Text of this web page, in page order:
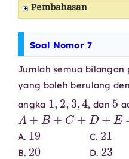
Pembahasan
Soal Nomor 7
Jumlah semua
yang boleh berulang
angka
1 2 3,
, dan
5
A+B+C +D+ E=⋯⋅
A.
19
C.
21
B.
20
D.
23